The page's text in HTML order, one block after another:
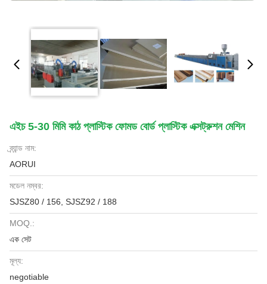
এইচ 5-30 মিমি কাঠ প্লাস্টিক ফোমড বোর্ড প্লাস্টিক এক্সট্রুশন মেশিন
ব্র্যান্ড নাম:
AORUI
মডেল নম্বর:
SJSZ80 / 156, SJSZ92 / 188
MOQ.:
এক সেট
মূল্য:
negotiable